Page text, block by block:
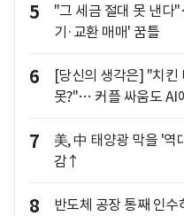
5
"그 세금 절대 못 낸다
기·교환 매매' 꿈틀
6
[당신의 생각은] "치킨
못?"… 커플 싸움도 AI
7
美, 中 태양광 막을 '
감↑
8 반도체 공장 통째 인